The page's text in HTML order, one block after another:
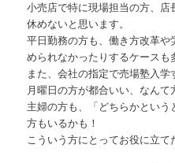
小売店で特に現場担当の方、
休めないと思います。
平日勤務の方も、働き方改革
められなかったりするケースも
また、会社の指定で売場塾入
月曜日の方が都合いい、なんて
主婦の方も、「どちらかとい
方もいるかも！
こういう方にとってお役に立て